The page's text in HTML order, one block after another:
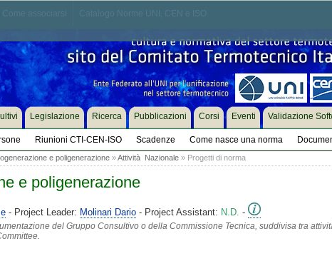
Riunioni CTI-CEN-ISO Scadenze Come nasce una norma
Legislazione Ricerca Pubblicazioni Corsi Eventi Validazione
e poligenerazione»Attività Nazionale» Progetti di norma
e poligenerazione
- Project Leader: Molinari Dario- Project Assistant: N.D. -
del Gruppo Consultivo o della Commissione Tecnica, suddivisa tra